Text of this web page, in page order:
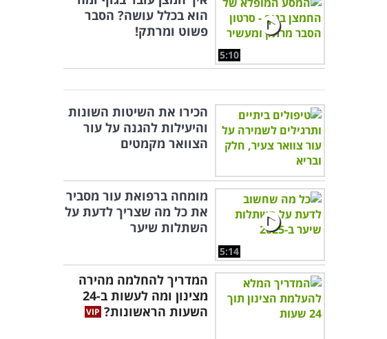
5:10
הוא בכלל עושה? הסבר
פשוט ומרתק!
הכירו את השיטות השונות
והיעילות להגנה על עור
הצוואר מקמטים
5:14
מומחה ברפואת עור מסביר
את כל מה שצריך לדעת על
השתלות שיער
המדריך להחלמה מהירה
מצינון ומה לעשות ב-24
השעות הראשונות?